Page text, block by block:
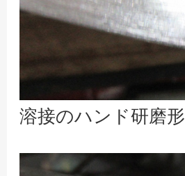
溶接のハンド研磨